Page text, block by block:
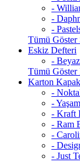
-
-
-
Tümü Göster
Eskiz Defteri
-
Tümü
Karton Kapak
-
-
- Kraft
- Ram
-
-
- Just